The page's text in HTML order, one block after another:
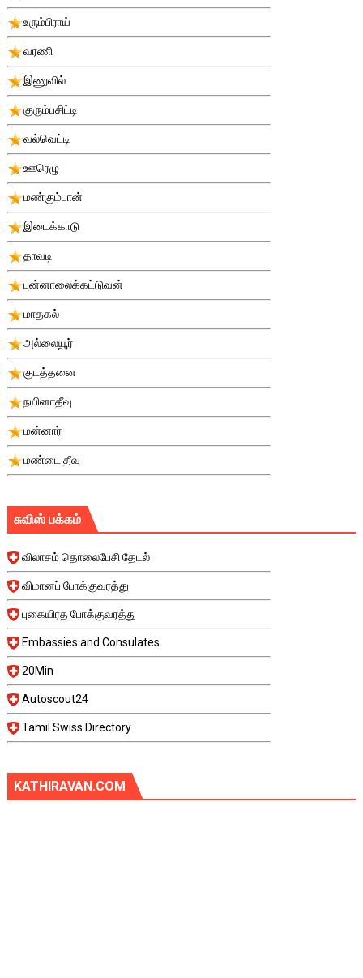
உரும்பிராய்
வரணி
இணுவில்
குரும்பசிட்டி
வல்வெட்டி
ஊரெழு
மண்கும்பான்
இடைக்காடு
தாவடி
புன்னாலைக்கட்டுவன்
மாதகல்
அல்லையூர்
குடத்தனை
நயினாதீவு
மன்னார்
மண்டை தீவு
சுவிஸ் பக்கம்
விலாசம் தொலைபேசி தேடல்
விமானப் போக்குவரத்து
புகையிரத போக்குவரத்து
Embassies and Consulates
20Min
Autoscout24
Tamil Swiss Directory
KATHIRAVAN.COM